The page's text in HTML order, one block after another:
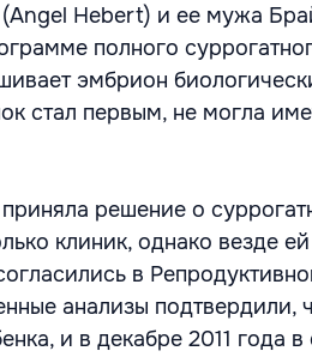
Hebert) и ее мужа
полного
эмбрион
стал первым, не могла
решение о
клиник, однако везде
в
анализы подтвердили,
и в декабре 2011 года